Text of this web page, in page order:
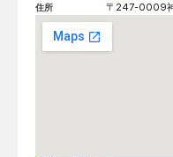
住所 〒247-0009